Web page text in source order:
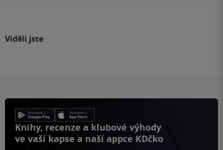
Viděli jste
Knihy, recenze a klubové výhody
ve vaší kapse a naší appce KDčko